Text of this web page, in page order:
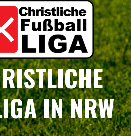
IN NRW